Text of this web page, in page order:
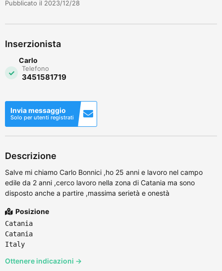
Pubblicato il 2023/12/28
Inserzionista
Carlo
Telefono
3451581719
Invia messaggio
Solo per utenti registrati
Descrizione
Salve mi chiamo Carlo Bonnici ,ho 25 anni e lavoro nel campo
edile da 2 anni ,cerco lavoro nella zona di Catania ma sono
disposto anche a partire ,massima serietà e onestà
Posizione
Catania
Catania
Italy
Ottenere indicazioni →